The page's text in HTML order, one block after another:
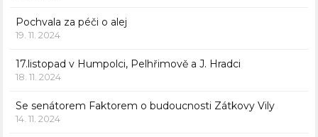
Pochvala za péči o alej
19. 11. 2024
17.listopad v Humpolci, Pelhřimově a J. Hradci
18. 11. 2024
Se senátorem Faktorem o budoucnosti Zátkovy Vily
14. 11. 2024